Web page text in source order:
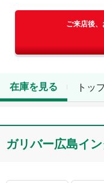
ご来店後、
トッ
在庫を見る
ガリバー広島イ